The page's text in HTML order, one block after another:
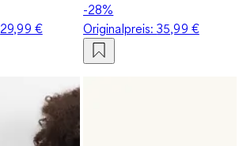
29,99 €
-28%
Originalpreis:35,99 €